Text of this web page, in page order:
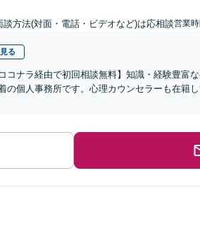
談方法(対面・電話・ビデオなど)は応相談営業
る
コナラ経由で初回相談無料】知識・経験豊富
の個人事務所です。心理カウンセラーも在籍